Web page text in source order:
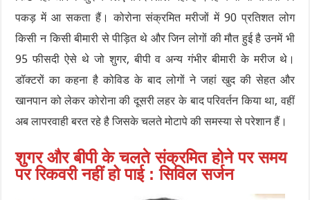
पकड़ में आ सकता हैं। कोरोना संक्रमित मरीजों में 90 प्रतिशत लोग
किसी न किसी बीमारी से पीड़ित थे और जिन लोगों की मौत हुई है उनमें भी
95 फीसदी ऐसे थे जो शुगर, बीपी व अन्य गंभीर बीमारी के मरीज थे।
डॉक्टरों का कहना है कोविड के बाद लोगों ने जहां खुद की सेहत और
खानपान को लेकर कोरोना की दूसरी लहर के बाद परिवर्तन किया था, वहीं
अब लापरवाही बरत रहे है जिसके चलते मोटापे की समस्या से परेशान हैं।
शुगर और बीपी के चलते संक्रमित होने पर समय
पर रिकवरी नहीं हो पाई : सिविल सर्जन